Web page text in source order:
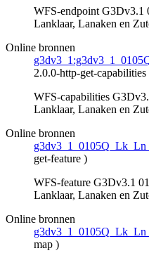
WFS-endpoint G3Dv3.1
Lanklaar, Lanaken en
Online bronnen
2.0.0-http-get-capabilities
WFS-capabilities
Lanklaar, Lanaken en
Online bronnen
get-feature )
WFS-feature G3Dv3.1
Lanklaar, Lanaken en
Online bronnen
map )